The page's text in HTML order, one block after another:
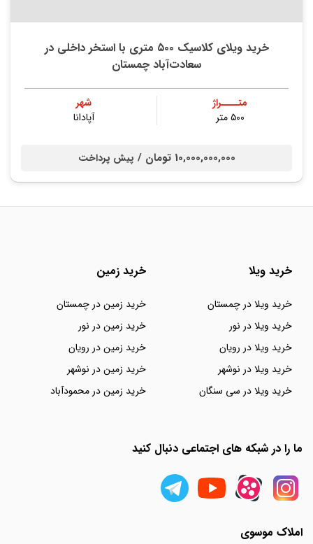
خرید ویلای کلاسیک ۵۰۰ متری با استخر داخلی در
سعادت‌آباد چمستان
متــــراژ
۵۰۰ متر
شهر
آپادانا
10,000,000,000 تومان / پیش پرداخت
خرید ویلا
خرید ویلا در چمستان
خرید ویلا در نور
خرید ویلا در رویان
خرید ویلا در نوشهر
خرید ویلا در سی سنگان
خرید زمین
خرید زمین در چمستان
خرید زمین در نور
خرید زمین در رویان
خرید زمین در نوشهر
خرید زمین در محمودآباد
ما را در شبکه های اجتماعی دنبال کنید
املاک موسوی